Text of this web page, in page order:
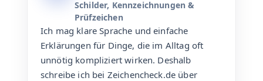
Schilder, Kennzeichnungen &
Prüfzeichen
Ich mag klare Sprache und einfache
Erklärungen für Dinge, die im Alltag oft
unnötig kompliziert wirken. Deshalb
schreibe ich bei Zeichencheck.de über